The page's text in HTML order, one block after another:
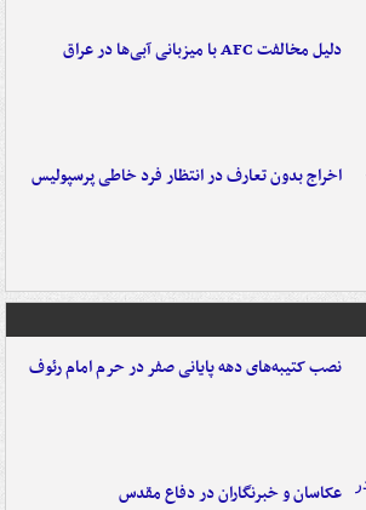
دلیل مخالفت AFC با میزبانی آبی‌ها در عراق
اخراج بدون تعارف در انتظار فرد خاطی پرسپولیس
نصب کتیبه‌های دهه پایانی صفر در حرم امام رئوف
عکاسان و خبرنگاران در دفاع مقدس